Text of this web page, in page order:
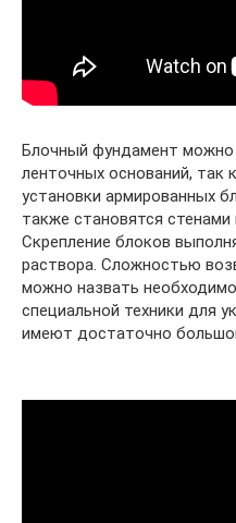
Блочный фундамент
ленточных оснований, так
установки армированных
также становятся
Скрепление блоков
раствора. Сложностью
можно назвать
специальной техники для
имеют достаточно